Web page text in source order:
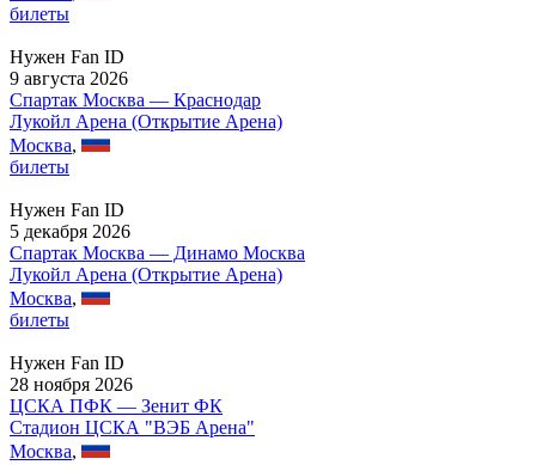
билеты
Нужен Fan ID
9 августа 2026
Спартак Москва — Краснодар
Лукойл Арена (Открытие Арена)
Москва,
билеты
Нужен Fan ID
5 декабря 2026
Спартак Москва — Динамо Москва
Лукойл Арена (Открытие Арена)
Москва,
билеты
Нужен Fan ID
28 ноября 2026
ЦСКА ПФК — Зенит ФК
Стадион ЦСКА "ВЭБ Арена"
Москва,